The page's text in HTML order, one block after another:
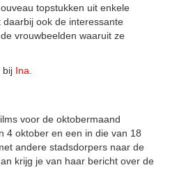
topstukken uit enkele
ook de interessante
vrouwbeelden waaruit ze
bij Ina
voor de oktobermaand
4 oktober en een in die van 18
andere stadsdorpers naar de
krijg je van haar bericht over de